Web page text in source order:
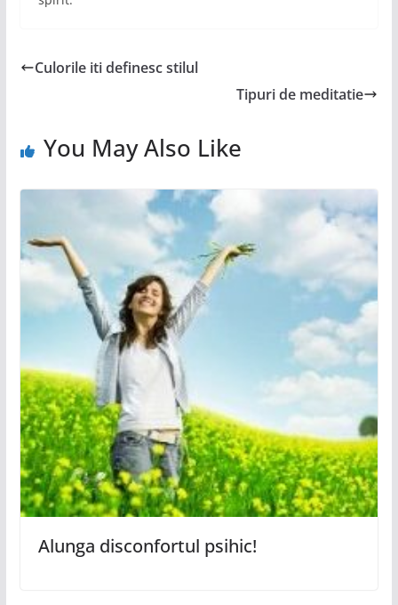
Culorile iti definesc stilul
Tipuri de meditatie
You May Also Like
Alunga disconfortul psihic!